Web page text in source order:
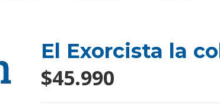
El Exorcista la
$45.990